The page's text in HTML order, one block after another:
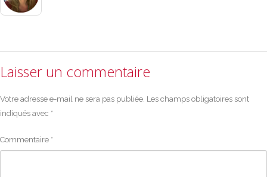
Laisser un commentaire
Votre adresse e-mail ne sera pas publiée. Les champs obligatoires sont
indiqués avec *
Commentaire *